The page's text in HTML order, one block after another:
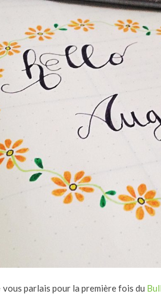
vous parlais pour la première fois du